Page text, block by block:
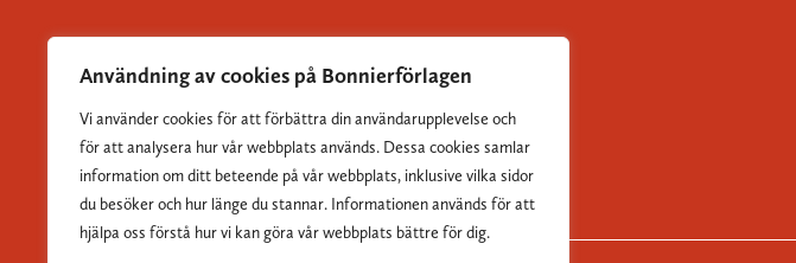
Användning av cookies på Bonnierförlagen
Vi använder cookies för att förbättra din användarupplevelse och
för att analysera hur vår webbplats används. Dessa cookies samlar
information om ditt beteende på vår webbplats, inklusive vilka sidor
du besöker och hur länge du stannar. Informationen används för att
hjälpa oss förstå hur vi kan göra vår webbplats bättre för dig.
Albert Bonniers Förlag grundades 1837 och är Sveriges
största skönlitterära förlag.